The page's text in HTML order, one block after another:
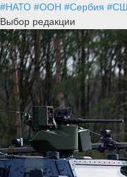
#НАТО #ООН #Сербия
Выбор редакции